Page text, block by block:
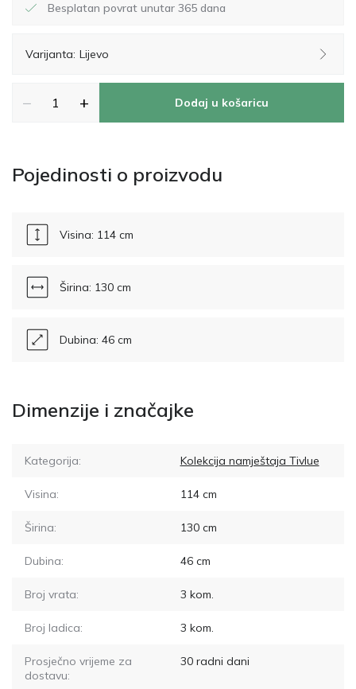
Besplatan povrat unutar 365 dana
Varijanta: Lijevo
− + Dodaj u košaricu
Pojedinosti o proizvodu
Visina: 114 cm
Širina: 130 cm
Dubina: 46 cm
Dimenzije i značajke
Kategorija: Kolekcija namještaja Tivlue
Visina: 114cm
Širina: 130cm
Dubina: 46cm
Broj vrata: 3 kom.
Broj ladica: 3 kom.
Prosječno vrijeme za
dostavu:
30radni dani